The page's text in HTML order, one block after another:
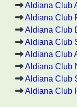
Aldiana Club
Aldiana Club
Aldiana Club
Aldiana Club
Aldiana Club
Aldiana Club
Aldiana Club
Aldiana Club